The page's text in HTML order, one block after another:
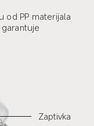
od PP materijala
Zaptivka